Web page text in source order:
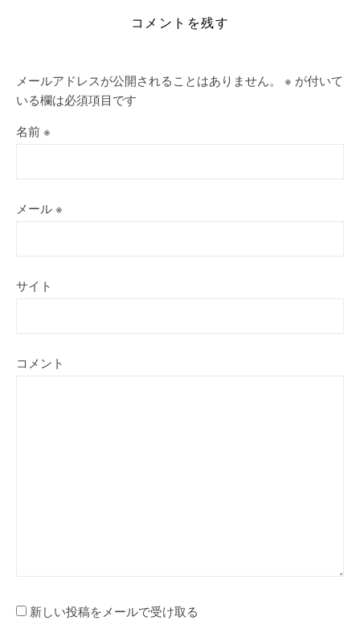
コメントを残す
メールアドレスが公開されることはありません。 ※ が付いて
いる欄は必須項目です
名前 ※
メール ※
サイト
コメント
新しい投稿をメールで受け取る